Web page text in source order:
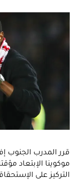
قرر المدرب الجنوب
موكوينا الإبتعاد
التركيز على